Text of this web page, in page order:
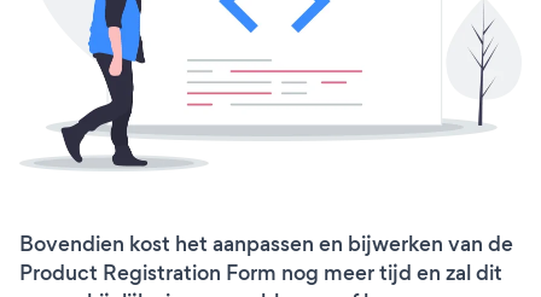
Bovendien kost het aanpassen en bijwerken van de
Product Registration Form nog meer tijd en zal dit